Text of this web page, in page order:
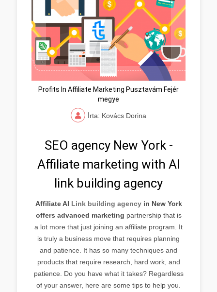
Profits In Affiliate Marketing Pusztavám Fejér
megye
Írta: Kovács Dorina
SEO agency New York -
Affiliate marketing with AI
link building agency
Affiliate AI Link building agencyin New York
offers advanced marketing partnership that is
a lot more that just joining an affiliate program. It
is truly a business move that requires planning
and patience. It has so many techniques and
products that require research, hard work, and
patience. Do you have what it takes? Regardless
of your answer, here are some tips to help you.